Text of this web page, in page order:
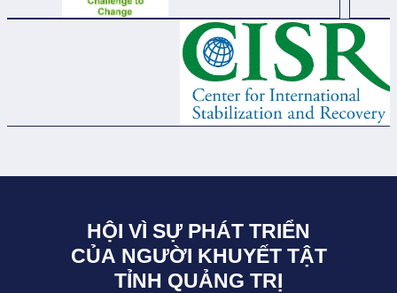
HỘI VÌ SỰ PHÁT TRIỂN
CỦA NGƯỜI KHUYẾT TẬT
TỈNH QUẢNG TRỊ